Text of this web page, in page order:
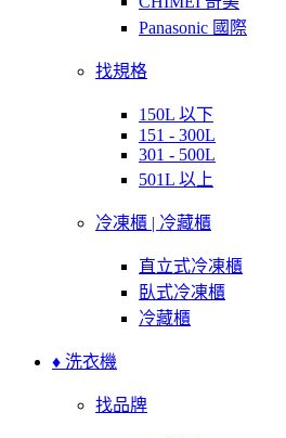
Panasonic 國際
找規格
150L 以下
151 - 300L
301 - 500L
501L 以上
冷凍櫃 | 冷藏櫃
直立式冷凍櫃
臥式冷凍櫃
冷藏櫃
♦ 洗衣機
找品牌